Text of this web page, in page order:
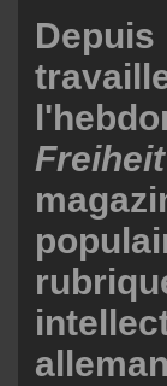
Depuis
Freiheit